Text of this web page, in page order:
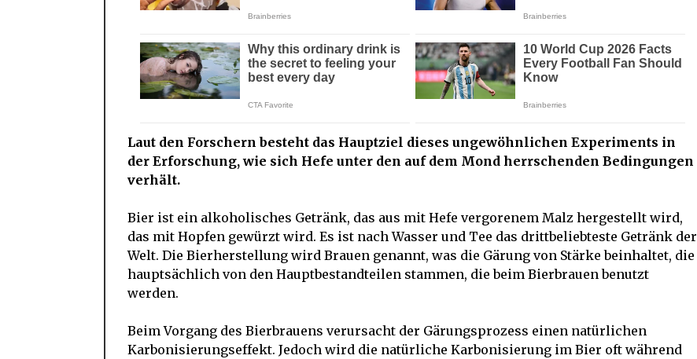
Laut den Forschern besteht das Hauptziel dieses ungewöhnlichen Experiments in
der Erforschung, wie sich Hefe unter den auf dem Mond herrschenden Bedingungen
verhält.
Bier ist ein alkoholisches Getränk, das aus mit Hefe vergorenem Malz hergestellt wird,
das mit Hopfen gewürzt wird. Es ist nach Wasser und Tee das drittbeliebteste Getränk der
Welt. Die Bierherstellung wird Brauen genannt, was die Gärung von Stärke beinhaltet, die
hauptsächlich von den Hauptbestandteilen stammen, die beim Bierbrauen benutzt
werden.
Beim Vorgang des Bierbrauens verursacht der Gärungsprozess einen natürlichen
Karbonisierungseffekt. Jedoch wird die natürliche Karbonisierung im Bier oft während